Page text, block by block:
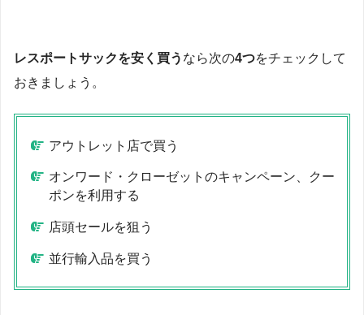
レスポートサックを安く買う なら次の4つをチェックして
おきましょう。
アウトレット店で買う
オンワード・クローゼットのキャンペーン、クー
ポンを利用する
店頭セールを狙う
並行輸入品を買う